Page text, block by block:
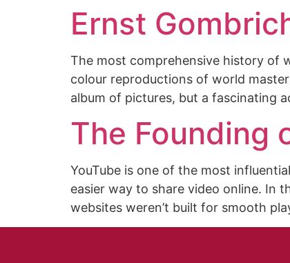
Ernst
The most comprehensive history of
colour reproductions of world
album of pictures, but a fascinating
The Founding
YouTube is one of the most
easier way to share video online. In
websites weren’t built for smooth